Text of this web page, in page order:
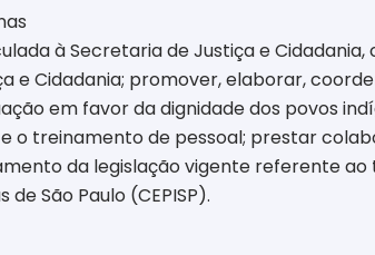
à Secretaria de Justiça e
e Cidadania; promover, elaborar,
em favor da dignidade dos povos
o treinamento de pessoal; prestar
da legislação vigente referente
São Paulo (CEPISP).